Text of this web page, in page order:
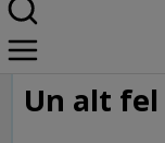
Home
Studii
Un alt